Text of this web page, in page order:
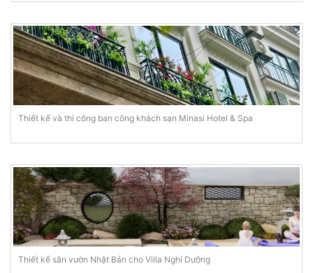
Thiết kế và thi công ban công khách sạn Minasi Hotel & Spa
Thiết kế sân vườn Nhật Bản cho Villa Nghỉ Dưỡng